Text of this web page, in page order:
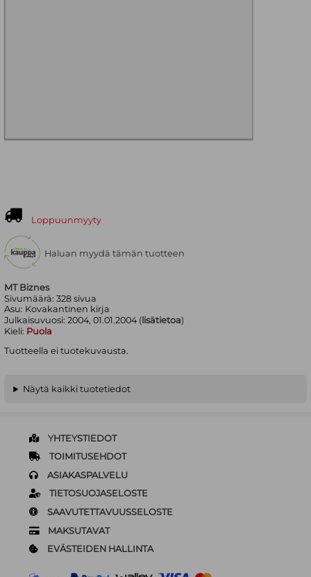
MT Biznes
Sivumäärä:328 sivua
Asu: Kovakantinen kirja
Julkaisuvuosi:2004, 01.01.2004 ( lisätietoa)
Kieli: Puola
Tuotteella ei tuotekuvausta.
Loppuunmyyty
Haluan myydä tämän tuotteen
Näytä kaikki tuotetiedot
YHTEYSTIEDOT
TOIMITUSEHDOT
ASIAKASPALVELU
TIETOSUOJASELOSTE
SAAVUTETTAVUUSSELOSTE
MAKSUTAVAT
EVÄSTEIDEN HALLINTA